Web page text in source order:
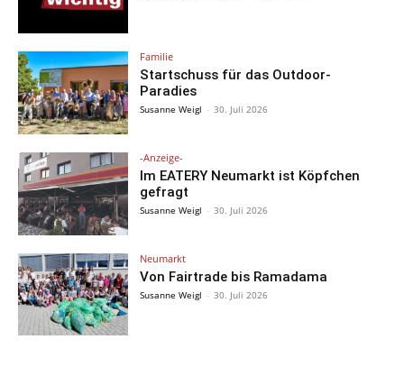
Familie
Startschuss für das Outdoor-
Paradies
Susanne Weigl - 30. Juli 2026
-Anzeige-
Im EATERY Neumarkt ist Köpfchen
gefragt
Susanne Weigl - 30. Juli 2026
Neumarkt
Von Fairtrade bis Ramadama
Susanne Weigl - 30. Juli 2026